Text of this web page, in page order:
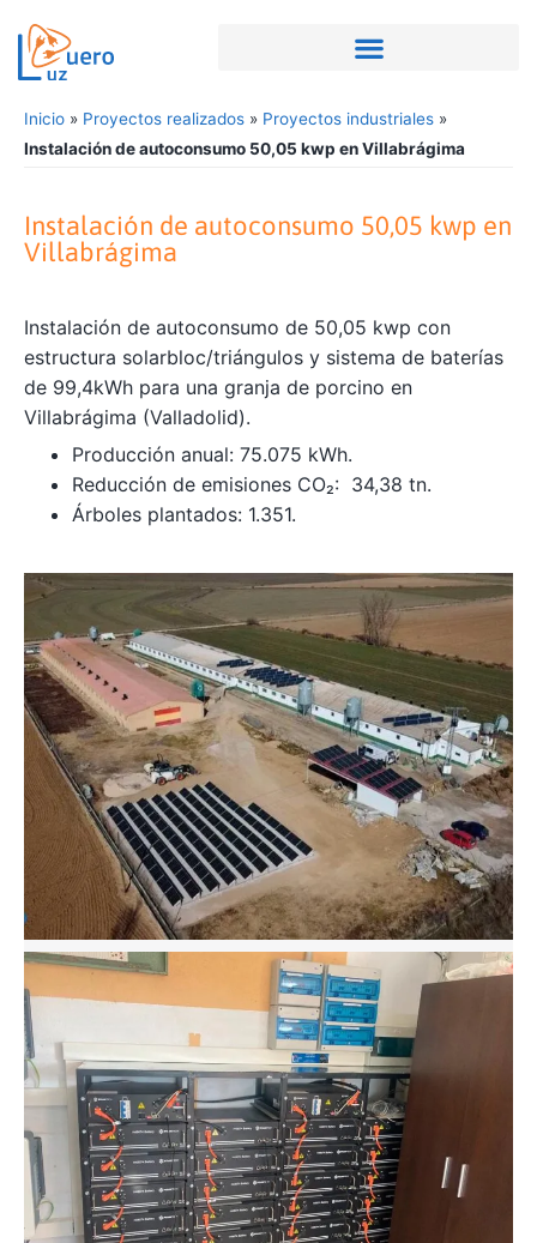
Inicio » Proyectos realizados » Proyectos industriales »
Instalación de autoconsumo 50,05 kwp en Villabrágima
Instalación de autoconsumo 50,05 kwp en
Villabrágima
Instalación de autoconsumo de 50,05 kwp con
estructura solarbloc/triángulos y sistema de baterías
de 99,4kWh para una granja de porcino en
Villabrágima (Valladolid).
Producción anual: 75.075 kWh.
Reducción de emisiones CO₂: 34,38 tn.
Árboles plantados: 1.351.